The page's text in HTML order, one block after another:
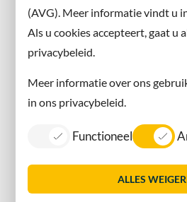
(AVG). Meer informatie vindt u
Als u cookies accepteert, gaat u
privacybeleid.
Meer informatie over ons
in ons privacybeleid.
Functioneel
ALLES
Contact met de
Contact
Information in English
Sitemap
Toegankelijkheid